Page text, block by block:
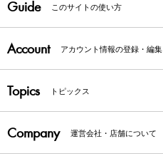
Guide このサイトの使い方
Account アカウント情報の登録・編集
Topics トピックス
Company 運営会社・店舗について